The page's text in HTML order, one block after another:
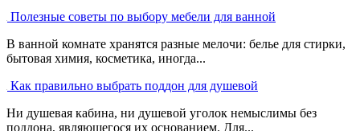
Полезные советы по выбору мебели для ванной
В ванной комнате хранятся разные мелочи: белье для стирки,
бытовая химия, косметика, иногда...
Как правильно выбрать поддон для душевой
Ни душевая кабина, ни душевой уголок немыслимы без
поддона, являющегося их основанием. Для...